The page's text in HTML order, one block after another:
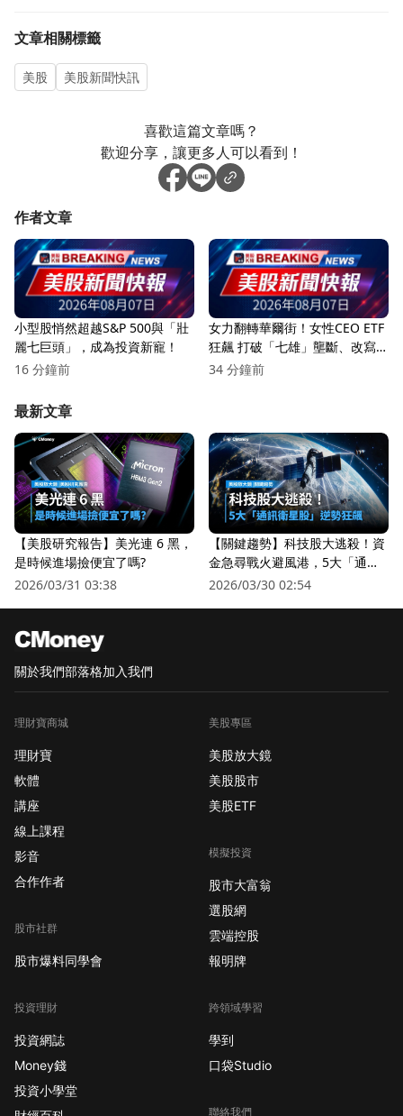
文章相關標籤
美股 美股新聞快訊
喜歡這篇文章嗎？
歡迎分享，讓更多人可以看到！
作者文章
小型股悄然超越S&P 500與「壯
麗七巨頭」，成為投資新寵！
16 分鐘前
女力翻轉華爾街！女性CEO ETF
狂飆 打破「七雄」壟斷、改寫
美股權力版圖
34 分鐘前
最新文章
【美股研究報告】美光連 6 黑，
是時候進場撿便宜了嗎?
2026/03/31 03:38
【關鍵趨勢】科技股大逃殺！資
金急尋戰火避風港，5大「通訊
衛星股」逆勢狂飆
2026/03/30 02:54
關於我們部落格加入我們
理財寶商城
理財寶
軟體
講座
線上課程
影音
合作作者
股市社群
股市爆料同學會
投資理財
投資網誌
Money錢
投資小學堂
美股專區
美股放大鏡
美股股市
美股ETF
模擬投資
股市大富翁
選股網
雲端控股
報明牌
跨領域學習
學到
口袋Studio
聯絡我們